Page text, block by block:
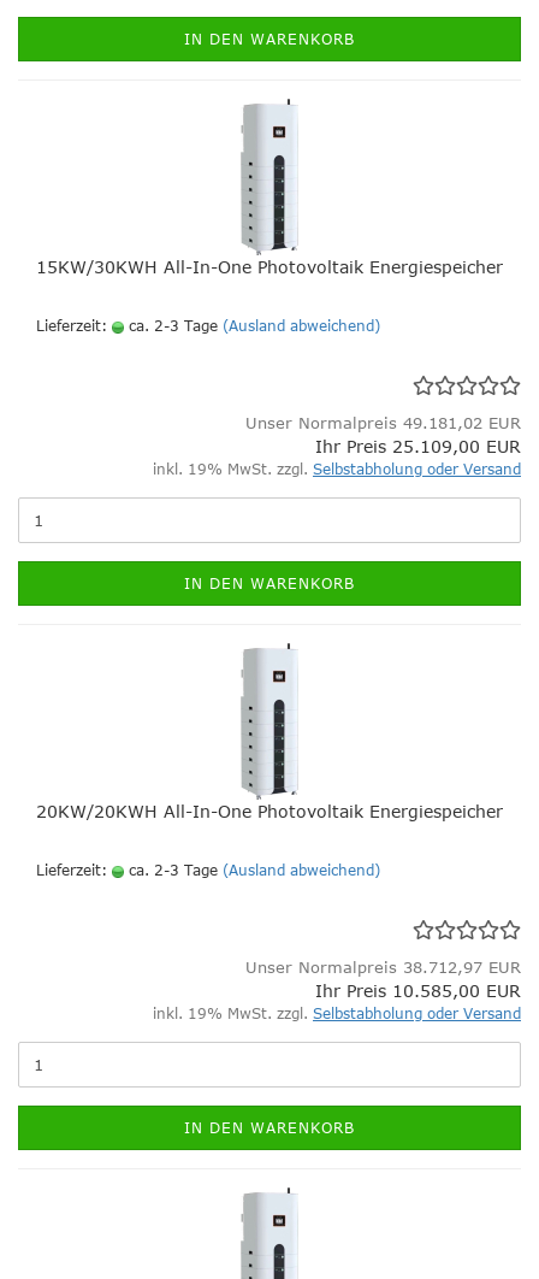
IN DEN WARENKORB
15KW/30KWH All-In-One Photovoltaik Energiespeicher
Lieferzeit: ca. 2-3 Tage (Ausland abweichend)
Unser Normalpreis 49.181,02 EUR
Ihr Preis 25.109,00 EUR
inkl. 19% MwSt. zzgl. Selbstabholung oder Versand
IN DEN WARENKORB
20KW/20KWH All-In-One Photovoltaik Energiespeicher
Lieferzeit: ca. 2-3 Tage (Ausland abweichend)
Unser Normalpreis 38.712,97 EUR
Ihr Preis 10.585,00 EUR
inkl. 19% MwSt. zzgl. Selbstabholung oder Versand
IN DEN WARENKORB